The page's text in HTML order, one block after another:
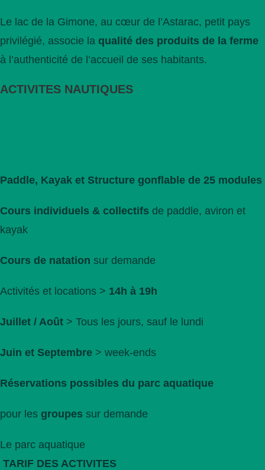
Le lac de la Gimone, au cœur de l’Astarac, petit pays
privilégié, associe la qualité des produits de la ferme
à l’authenticité de l’accueil de ses habitants.
ACTIVITES NAUTIQUES
Paddle, Kayak et Structure gonflable de 25 modules
Cours individuels & collectifs de paddle, aviron et
kayak
Cours de natation sur demande
Activités et locations > 14h à 19h
Juillet / Août > Tous les jours, sauf le lundi
Juin et Septembre > week-ends
Réservations possibles du parc aquatique
pour les groupes sur demande
Le parc aquatique
TARIF DES ACTIVITES